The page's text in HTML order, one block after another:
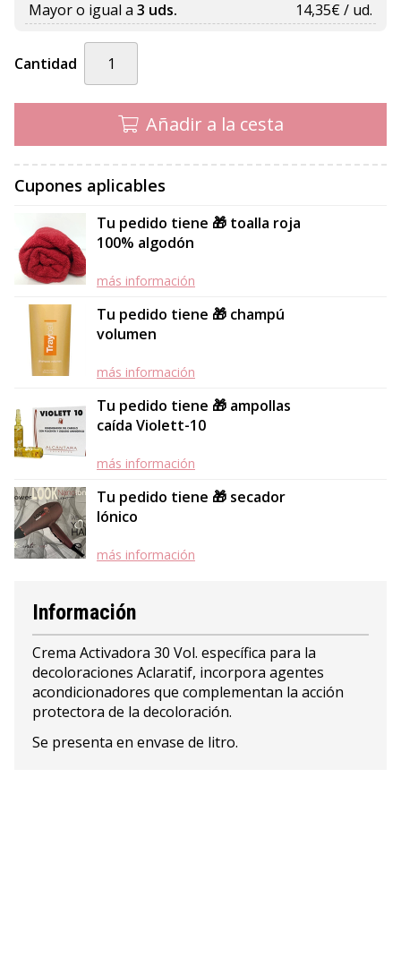
Mayor o igual a 3 uds. 14,35€ / ud.
Cantidad
Añadir a la cesta
Cupones aplicables
Tu pedido tiene 🎁 toalla roja
100% algodón
más información
Tu pedido tiene 🎁 champú
volumen
más información
Tu pedido tiene 🎁 ampollas
caída Violett-10
más información
Tu pedido tiene 🎁 secador
Iónico
más información
Información
Crema Activadora 30 Vol. específica para la
decoloraciones Aclaratif, incorpora agentes
acondicionadores que complementan la acción
protectora de la decoloración.
Se presenta en envase de litro.